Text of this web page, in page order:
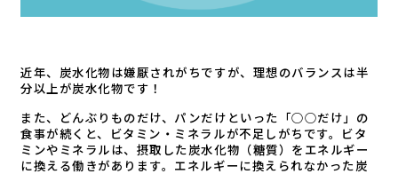
近年、炭水化物は嫌厭されがちですが、理想のバランスは半
分以上が炭水化物です！
また、どんぶりものだけ、パンだけといった「○○だけ」の
食事が続くと、ビタミン・ミネラルが不足しがちです。ビタ
ミンやミネラルは、摂取した炭水化物（糖質）をエネルギー
に換える働きがあります。エネルギーに換えられなかった炭